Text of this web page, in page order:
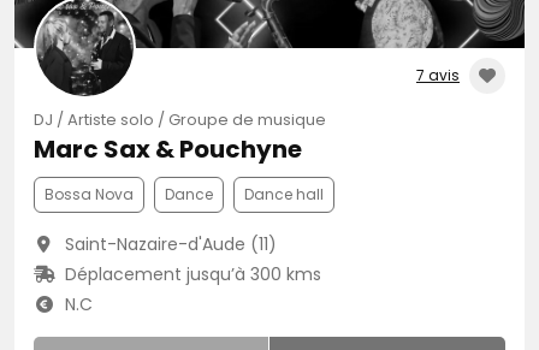
7 avis
DJ / Artiste solo / Groupe de musique
Marc Sax & Pouchyne
Bossa Nova Dance Dance hall
Saint-Nazaire-d'Aude (11)
Déplacement jusqu’à 300 kms
N.C